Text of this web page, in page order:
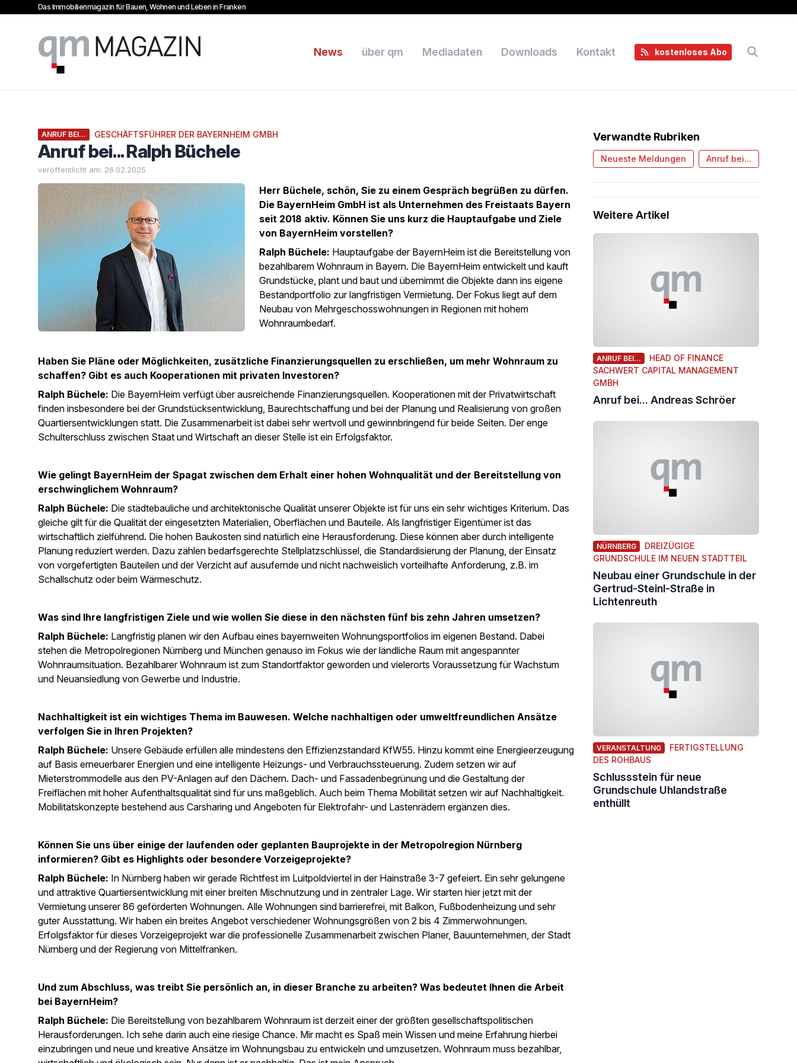
Das Immobilienmagazin für Bauen, Wohnen und Leben in Franken
qm Magazin
News über qm Mediadaten Downloads Kontakt kostenloses Abo
ANRUF BEI... GESCHÄFTSFÜHRER DER BAYERNHEIM GMBH
Anruf bei... Ralph Büchele
veröffentlicht am: 26.02.2025
Herr Büchele, schön, Sie zu einem Gespräch begrüßen zu dürfen.
Die BayernHeim GmbH ist als Unternehmen des Freistaats Bayern
seit 2018 aktiv. Können Sie uns kurz die Hauptaufgabe und Ziele
von BayernHeim vorstellen?
Ralph Büchele: Hauptaufgabe der BayernHeim ist die Bereitstellung von
bezahlbarem Wohnraum in Bayern. Die BayernHeim entwickelt und kauft
Grundstücke, plant und baut und übernimmt die Objekte dann ins eigene
Bestandportfolio zur langfristigen Vermietung. Der Fokus liegt auf dem
Neubau von Mehrgeschosswohnungen in Regionen mit hohem
Wohnraumbedarf.
Haben Sie Pläne oder Möglichkeiten, zusätzliche Finanzierungsquellen zu erschließen, um mehr Wohnraum zu
schaffen? Gibt es auch Kooperationen mit privaten Investoren?
Ralph Büchele: Die BayernHeim verfügt über ausreichende Finanzierungsquellen. Kooperationen mit der Privatwirtschaft
finden insbesondere bei der Grundstücksentwicklung, Baurechtschaffung und bei der Planung und Realisierung von großen
Quartiersentwicklungen statt. Die Zusammenarbeit ist dabei sehr wertvoll und gewinnbringend für beide Seiten. Der enge
Schulterschluss zwischen Staat und Wirtschaft an dieser Stelle ist ein Erfolgsfaktor.
Wie gelingt BayernHeim der Spagat zwischen dem Erhalt einer hohen Wohnqualität und der Bereitstellung von
erschwinglichem Wohnraum?
Ralph Büchele: Die städtebauliche und architektonische Qualität unserer Objekte ist für uns ein sehr wichtiges Kriterium. Das
gleiche gilt für die Qualität der eingesetzten Materialien, Oberflächen und Bauteile. Als langfristiger Eigentümer ist das
wirtschaftlich zielführend. Die hohen Baukosten sind natürlich eine Herausforderung. Diese können aber durch intelligente
Planung reduziert werden. Dazu zählen bedarfsgerechte Stellplatzschlüssel, die Standardisierung der Planung, der Einsatz
von vorgefertigten Bauteilen und der Verzicht auf ausufernde und nicht nachweislich vorteilhafte Anforderung, z.B. im
Schallschutz oder beim Wärmeschutz.
Was sind Ihre langfristigen Ziele und wie wollen Sie diese in den nächsten fünf bis zehn Jahren umsetzen?
Ralph Büchele: Langfristig planen wir den Aufbau eines bayernweiten Wohnungsportfolios im eigenen Bestand. Dabei
stehen die Metropolregionen Nürnberg und München genauso im Fokus wie der ländliche Raum mit angespannter
Wohnraumsituation. Bezahlbarer Wohnraum ist zum Standortfaktor geworden und vielerorts Voraussetzung für Wachstum
und Neuansiedlung von Gewerbe und Industrie.
Nachhaltigkeit ist ein wichtiges Thema im Bauwesen. Welche nachhaltigen oder umweltfreundlichen Ansätze
verfolgen Sie in Ihren Projekten?
Ralph Büchele: Unsere Gebäude erfüllen alle mindestens den Effizienzstandard KfW55. Hinzu kommt eine Energieerzeugung
auf Basis erneuerbarer Energien und eine intelligente Heizungs- und Verbrauchssteuerung. Zudem setzen wir auf
Mieterstrommodelle aus den PV-Anlagen auf den Dächern. Dach- und Fassadenbegrünung und die Gestaltung der
Freiflächen mit hoher Aufenthaltsqualität sind für uns maßgeblich. Auch beim Thema Mobilität setzen wir auf Nachhaltigkeit.
Mobilitätskonzepte bestehend aus Carsharing und Angeboten für Elektrofahr- und Lastenrädern ergänzen dies.
Können Sie uns über einige der laufenden oder geplanten Bauprojekte in der Metropolregion Nürnberg
informieren? Gibt es Highlights oder besondere Vorzeigeprojekte?
Ralph Büchele: In Nürnberg haben wir gerade Richtfest im Luitpoldviertel in der Hainstraße 3-7 gefeiert. Ein sehr gelungene
und attraktive Quartiersentwicklung mit einer breiten Mischnutzung und in zentraler Lage. Wir starten hier jetzt mit der
Vermietung unserer 86 geförderten Wohnungen. Alle Wohnungen sind barrierefrei, mit Balkon, Fußbodenheizung und sehr
guter Ausstattung. Wir haben ein breites Angebot verschiedener Wohnungsgrößen von 2 bis 4 Zimmerwohnungen.
Erfolgsfaktor für dieses Vorzeigeprojekt war die professionelle Zusammenarbeit zwischen Planer, Bauunternehmen, der Stadt
Nürnberg und der Regierung von Mittelfranken.
Und zum Abschluss, was treibt Sie persönlich an, in dieser Branche zu arbeiten? Was bedeutet Ihnen die Arbeit
bei BayernHeim?
Ralph Büchele: Die Bereitstellung von bezahlbarem Wohnraum ist derzeit einer der größten gesellschaftspolitischen
Herausforderungen. Ich sehe darin auch eine riesige Chance. Mir macht es Spaß mein Wissen und meine Erfahrung hierbei
einzubringen und neue und kreative Ansätze im Wohnungsbau zu entwickeln und umzusetzen. Wohnraum muss bezahlbar,
Verwandte Rubriken
Neueste Meldungen Anruf bei...
Weitere Artikel
ANRUF BEI...
HEAD OF FINANCE
SACHWERT CAPITAL MANAGEMENT
GMBH
Anruf bei... Andreas Schröer
NÜRNBERG
DREIZÜGIGE
GRUNDSCHULE IM NEUEN STADTTEIL
Neubau einer Grundschule in der
Gertrud-Steinl-Straße in
Lichtenreuth
VERANSTALTUNG
FERTIGSTELLUNG
DES ROHBAUS
Schlussstein für neue
Grundschule Uhlandstraße
enthüllt